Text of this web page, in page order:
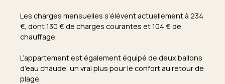
Les charges mensuelles s’élèvent actuellement à 234
€, dont 130 € de charges courantes et 104 € de
chauffage.
L’appartement est également équipé de deux ballons
d’eau chaude, un vrai plus pour le confort au retour de
plage.